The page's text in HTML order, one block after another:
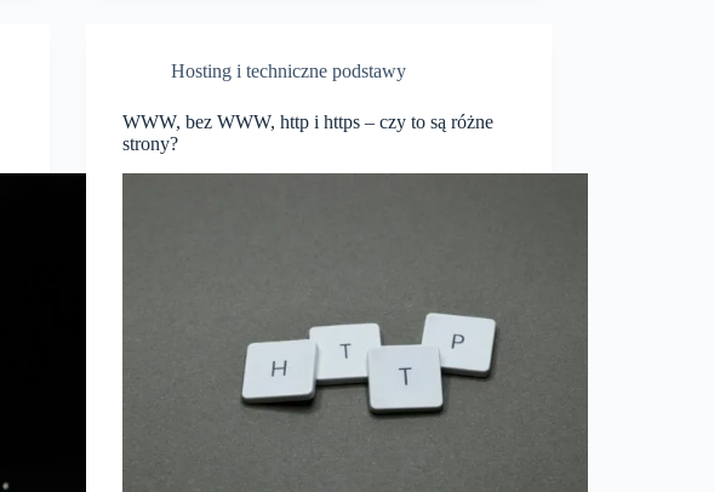
Hosting i techniczne podstawy
WWW, bez WWW, http i https – czy to są różne
strony?